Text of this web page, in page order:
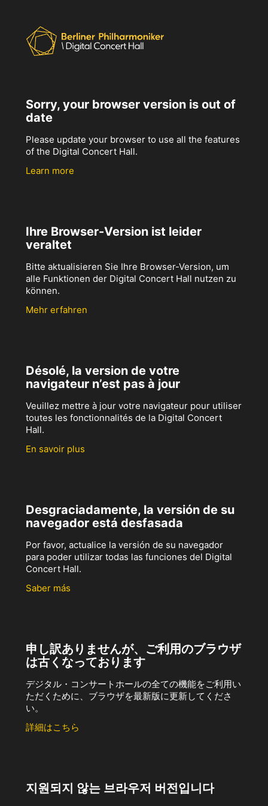
Sorry, your browser version is out of
date
Please update your browser to use all the features
of the Digital Concert Hall.
Learn more
Ihre Browser-Version ist leider
veraltet
Bitte aktualisieren Sie Ihre Browser-Version, um
alle Funktionen der Digital Concert Hall nutzen zu
können.
Mehr erfahren
Désolé, la version de votre
navigateur n’est pas à jour
Veuillez mettre à jour votre navigateur pour utiliser
toutes les fonctionnalités de la Digital Concert
Hall.
En savoir plus
Desgraciadamente, la versión de su
navegador está desfasada
Por favor, actualice la versión de su navegador
para poder utilizar todas las funciones del Digital
Concert Hall.
Saber más
申し訳ありませんが、ご利用のブラウザ
は古くなっております
デジタル・コンサートホールの全ての機能をご利用い
ただくために、ブラウザを最新版に更新してくださ
い。
詳細はこちら
지원되지 않는 브라우저 버전입니다